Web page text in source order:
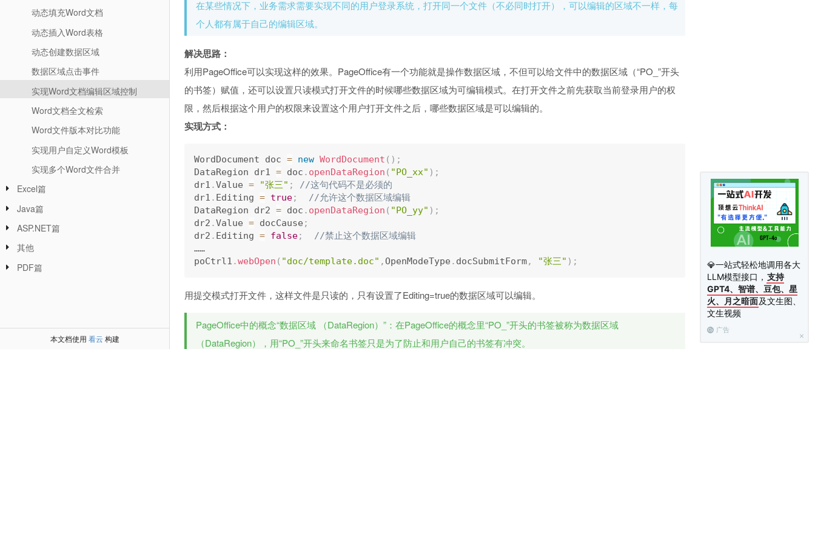
💎一站式轻松地调用各大
LLM模型接口， 支持
GPT4、智谱、豆包、星
火、月之暗面及文生图、
文生视频
广告
动态填充Word文档
动态插入Word表格
动态创建数据区域
数据区域点击事件
实现Word文档编辑区域控制
Word文档全文检索
Word文件版本对比功能
实现用户自定义Word模板
实现多个Word文件合并
Excel篇
Java篇
ASP.NET篇
其他
PDF篇
本文档使用 看云 构建
在某些情况下，业务需求需要实现不同的用户登录系统，打开同一个文件（不必同时打开），可以编辑的区域不一样，每
个人都有属于自己的编辑区域。
解决思路：
利用PageOffice可以实现这样的效果。PageOffice有一个功能就是操作数据区域，不但可以给文件中的数据区域（“PO_”开头
的书签）赋值，还可以设置只读模式打开文件的时候哪些数据区域为可编辑模式。在打开文件之前先获取当前登录用户的权
限，然后根据这个用户的权限来设置这个用户打开文件之后，哪些数据区域是可以编辑的。
实现方式：
WordDocument doc = new WordDocument ( ) ;
DataRegion dr1 = doc . openDataRegion ( "PO_xx" ) ;
dr1 .Value = "张三" ;
//这句代码不是必须的
dr1 . Editing = true;
//允许这个数据区域编辑
DataRegion dr2 = doc . openDataRegion ( "PO_yy" ) ;
dr2 .Value = docCause ;
dr2 . Editing = false;
//禁止这个数据区域编辑
……
poCtrl1 .webOpen ( "doc/template.doc" , OpenModeType . docSubmitForm, "张三" ) ;
用提交模式打开文件，这样文件是只读的，只有设置了Editing=true的数据区域可以编辑。
PageOffice中的概念“数据区域 （DataRegion）”：在PageOffice的概念里“PO_”开头的书签被称为数据区域
（DataRegion），用“PO_”开头来命名书签只是为了防止和用户自己的书签有冲突。